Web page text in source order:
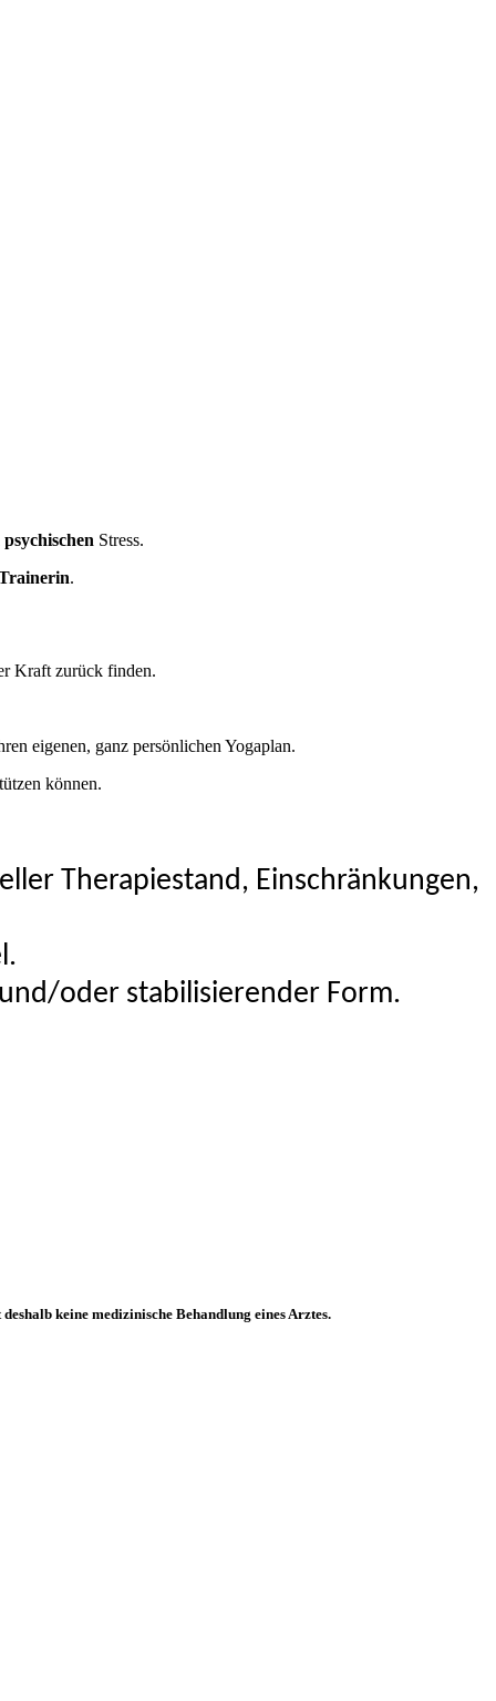
psychischen Stress.
.
Kraft zurück finden.
eigenen, ganz persönlichen Yogaplan.
können.
Therapiestand, Einschränkungen,
oder stabilisierender Form.
keine medizinische Behandlung eines Arztes.